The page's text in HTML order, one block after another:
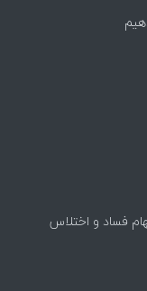
فساد و اختلاس